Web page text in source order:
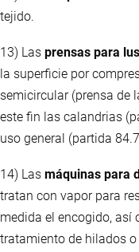
tejido.
13) Las prensas para
la superficie por
semicircular (prensa de
este fin las calandrias
uso general (partida
14) Las máquinas para
tratan con vapor para
medida el encogido, así
tratamiento de hilados